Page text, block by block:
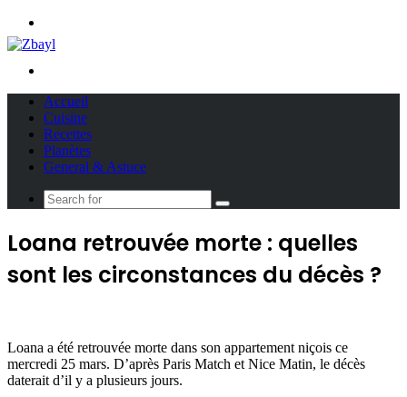
Accueil
Cuisine
Recettes
Planètes
General & Astuce
Search
Loana retrouvée morte : quelles
sont les circonstances du décès ?
Loana a été retrouvée morte dans son appartement niçois ce
mercredi 25 mars. D’après Paris Match et Nice Matin, le décès
daterait d’il y a plusieurs jours.